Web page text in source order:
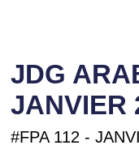
JDG
JANVIER
#FPA 112 -